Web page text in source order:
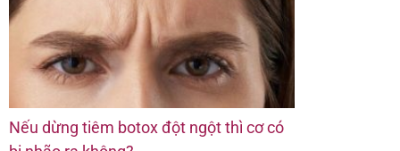
Nếu dừng tiêm botox đột ngột thì cơ có